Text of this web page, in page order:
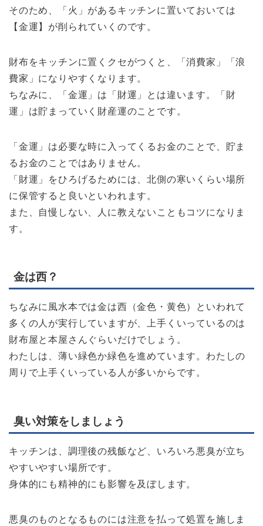
そのため、「火」があるキッチンに置いておいては
【金運】が削られていくのです。
財布をキッチンに置くクセがつくと、「消費家」「浪
費家」になりやすくなります。
ちなみに、「金運」は「財運」とは違います。「財
運」は貯まっていく財産運のことです。
「金運」は必要な時に入ってくるお金のことで、貯ま
るお金のことではありません。
「財運」をひろげるためには、北側の寒いくらい場所
に保管すると良いといわれます。
また、自慢しない、人に教えないこともコツになりま
す。
金は西？
ちなみに風水本では金は西（金色・黄色）といわれて
多くの人が実行していますが、上手くいっているのは
財布屋と本屋さんぐらいだけでしょう。
わたしは、薄い緑色か緑色を進めています。わたしの
周りで上手くいっている人が多いからです。
臭い対策をしましょう
キッチンは、調理後の残飯など、いろいろ悪臭が立ち
やすいやすい場所です。
身体的にも精神的にも影響を及ぼします。
悪臭のものとなるものには注意を払って処置を施しま